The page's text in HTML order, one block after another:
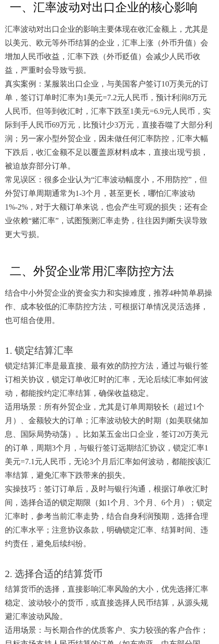
一、汇率波动对出口企业的核心影响
汇率波动对出口企业的影响主要体现在收汇金额上，尤其是
以美元、欧元等外币结算的企业，汇率上涨（外币升值）会
增加人民币收益，汇率下跌（外币贬值）会减少人民币收
益，严重时会导致亏损。
真实案例：某服装出口企业，与美国客户签订10万美元的订
单，签订订单时汇率为1美元=7.2元人民币，预计利润8万元
人民币。但等到收汇时，汇率下跌至1美元=6.9元人民币，实
际到手人民币69万元，比预计少3万元，直接吞噬了大部分利
润；另一家小型外贸企业，因未做任何汇率防控，汇率大幅
下跌后，收汇金额不足以覆盖原材料成本，直接出现亏损，
被迫放弃部分订单。
常见误区：很多企业认为“汇率波动幅度小，不用防控”，但
外贸订单周期通常为1-3个月，甚至更长，哪怕汇率波动
1%-2%，对于大额订单来说，也会产生可观的损失；还有企
业依赖“赌汇率”，试图预测汇率走势，往往因判断失误导致
更大亏损。
二、外贸企业常用汇率防控方法
结合中小外贸企业的资金实力和实操难度，推荐4种简单易操
作、成本较低的汇率防控方法，可根据订单情况灵活选择，
也可组合使用。
1. 锁定结算汇率
锁定结算汇率是最直接、最有效的防控方法，通过与银行签
订相关协议，锁定订单收汇时的汇率，无论后续汇率如何波
动，都能按约定汇率结算，确保收益稳定。
适用场景：所有外贸企业，尤其是订单周期较长（超过1个
月）、金额较大的订单；汇率波动较大的时期（如美联储加
息、国际局势动荡）。比如某五金出口企业，签订20万美元
的订单，周期3个月，与银行签订远期结汇协议，锁定汇率1
美元=7.1元人民币，无论3个月后汇率如何波动，都能按该汇
率结算，避免汇率下跌带来的损失。
实操技巧：签订订单后，及时与银行沟通，根据订单收汇时
间，选择合适的锁定期限（如1个月、3个月、6个月）；锁定
汇率时，参考当前汇率走势，结合自身利润预期，选择合理
的汇率水平；注意协议条款，明确锁定汇率、结算时间、违
约责任，避免后续纠纷。
2. 选择合适的结算货币
结算货币的选择，直接影响汇率风险的大小，优先选择汇率
稳定、波动较小的货币，或直接选择人民币结算，从源头规
避汇率波动风险。
适用场景：与长期合作的优质客户、实力较强的客户合作；